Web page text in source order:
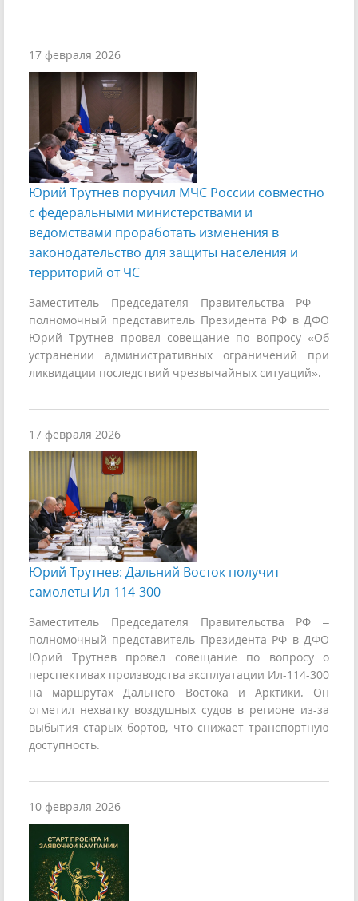
17 февраля 2026
Юрий Трутнев поручил МЧС России совместно
с федеральными министерствами и
ведомствами проработать изменения в
законодательство для защиты населения и
территорий от ЧС
Заместитель Председателя Правительства РФ –
полномочный представитель Президента РФ в ДФО
Юрий Трутнев провел совещание по вопросу «Об
устранении административных ограничений при
ликвидации последствий чрезвычайных ситуаций».
17 февраля 2026
Юрий Трутнев: Дальний Восток получит
самолеты Ил-114-300
Заместитель Председателя Правительства РФ –
полномочный представитель Президента РФ в ДФО
Юрий Трутнев провел совещание по вопросу о
перспективах производства эксплуатации Ил-114-300
на маршрутах Дальнего Востока и Арктики. Он
отметил нехватку воздушных судов в регионе из-за
выбытия старых бортов, что снижает транспортную
доступность.
10 февраля 2026